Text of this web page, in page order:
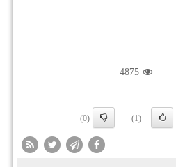
4875
(1)
(0)